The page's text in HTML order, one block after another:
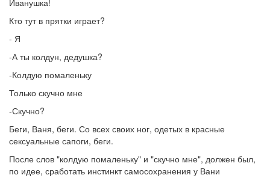
Иванушка!
Кто тут в прятки играет?
- Я
-А ты колдун, дедушка?
-Колдую помаленьку
Только скучно мне
-Скучно?
Беги, Ваня, беги. Со всех своих ног, одетых в красные
сексуальные сапоги, беги.
После слов "колдую помаленьку" и "скучно мне", должен был,
по идее, сработать инстинкт самосохранения у Вани